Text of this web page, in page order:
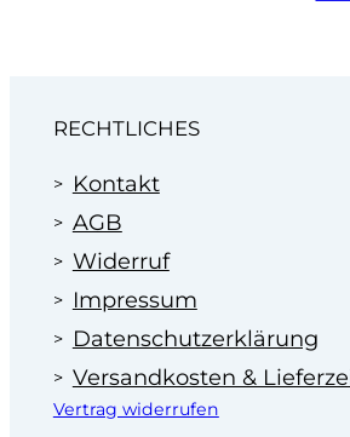
im Bereich der
RECHTLICHES
Kontakt
AGB
Widerruf
Impressum
Datenschutzerklärung
Versandkosten &
Vertrag widerrufen